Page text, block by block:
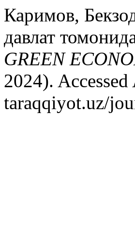
Каримов,
давлат
GREEN
2024).
taraqqiyot.uz/